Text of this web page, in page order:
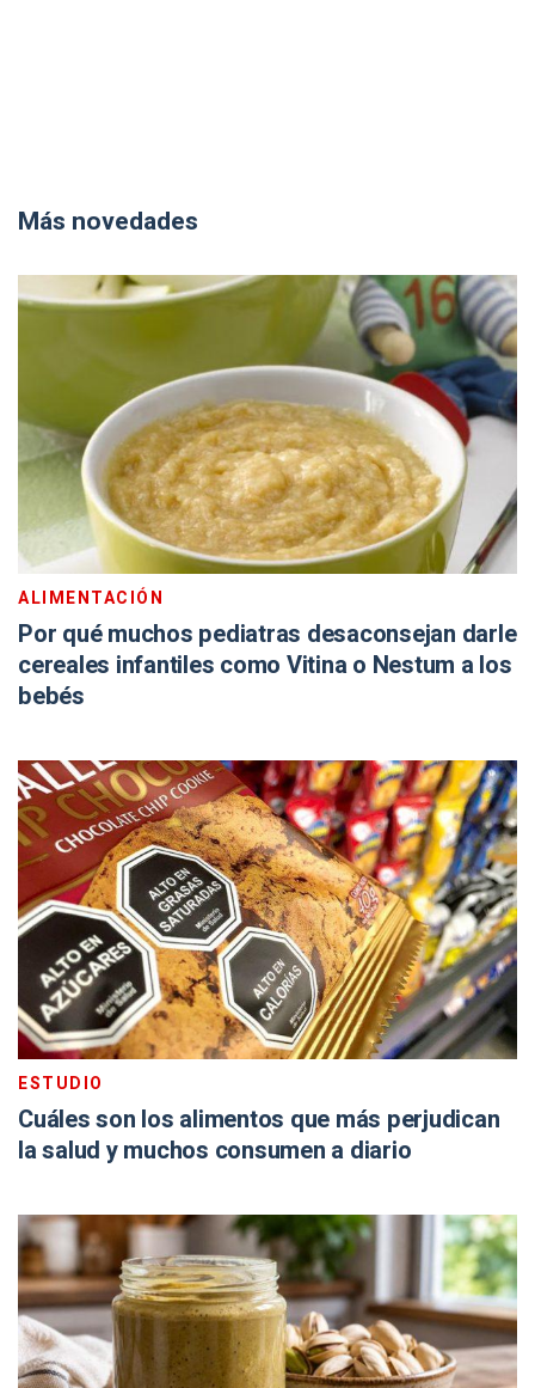
Más novedades
ALIMENTACIÓN
Por qué muchos pediatras desaconsejan darle
cereales infantiles como Vitina o Nestum a los
bebés
ESTUDIO
Cuáles son los alimentos que más perjudican
la salud y muchos consumen a diario